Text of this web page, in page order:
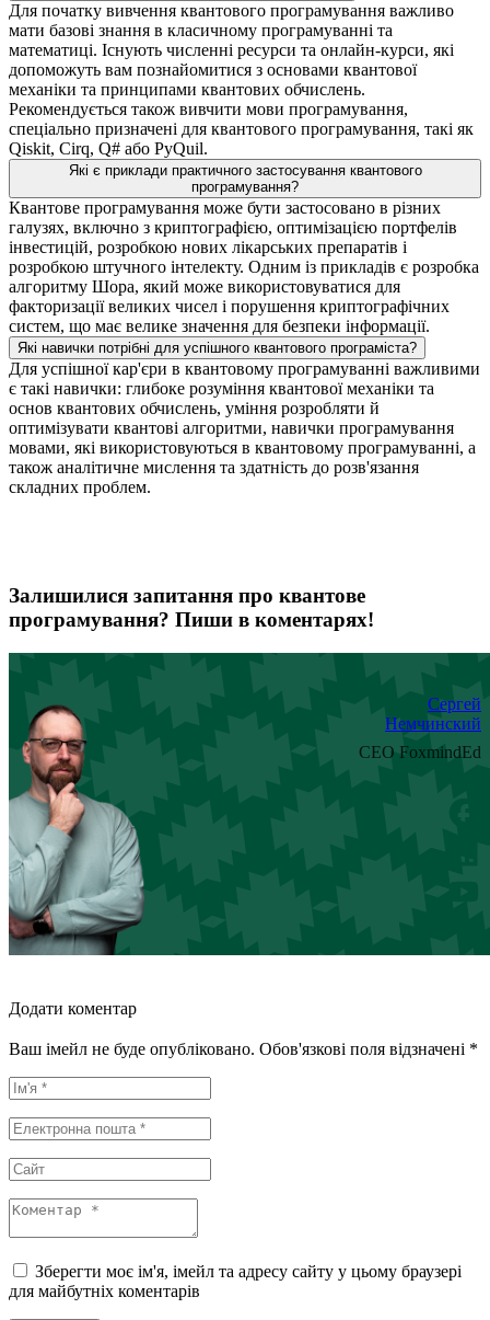
Для початку вивчення квантового програмування важливо
мати базові знання в класичному програмуванні та
математиці. Існують численні ресурси та онлайн-курси, які
допоможуть вам познайомитися з основами квантової
механіки та принципами квантових обчислень.
Рекомендується також вивчити мови програмування,
спеціально призначені для квантового програмування, такі як
Qiskit, Cirq, Q# або PyQuil.
Які є приклади практичного застосування квантового
програмування?
Квантове програмування може бути застосовано в різних
галузях, включно з криптографією, оптимізацією портфелів
інвестицій, розробкою нових лікарських препаратів і
розробкою штучного інтелекту. Одним із прикладів є розробка
алгоритму Шора, який може використовуватися для
факторизації великих чисел і порушення криптографічних
систем, що має велике значення для безпеки інформації.
Які навички потрібні для успішного квантового програміста?
Для успішної кар'єри в квантовому програмуванні важливими
є такі навички: глибоке розуміння квантової механіки та
основ квантових обчислень, уміння розробляти й
оптимізувати квантові алгоритми, навички програмування
мовами, які використовуються в квантовому програмуванні, а
також аналітичне мислення та здатність до розв'язання
складних проблем.
Залишилися запитання про квантове
програмування? Пиши в коментарях!
Сергей
Немчинский
CEO FoxmindEd
Додати коментар
Ваш імейл не буде опубліковано. Обов'язкові поля відзначені *
Зберегти моє ім'я, імейл та адресу сайту у цьому браузері
для майбутніх коментарів